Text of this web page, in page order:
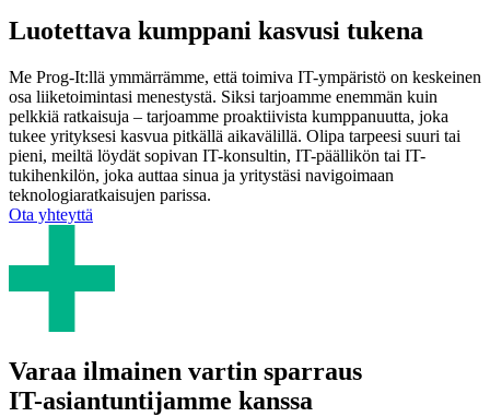
Luotettava kumppani kasvusi tukena
Me Prog-It:llä ymmärrämme, että toimiva IT-ympäristö on keskeinen
osa liiketoimintasi menestystä. Siksi tarjoamme enemmän kuin
pelkkiä ratkaisuja – tarjoamme proaktiivista kumppanuutta, joka
tukee yrityksesi kasvua pitkällä aikavälillä. Olipa tarpeesi suuri tai
pieni, meiltä löydät sopivan IT-konsultin, IT-päällikön tai IT-
tukihenkilön, joka auttaa sinua ja yritystäsi navigoimaan
teknologiaratkaisujen parissa.
Ota yhteyttä
Varaa ilmainen vartin sparraus
IT-asiantuntijamme kanssa